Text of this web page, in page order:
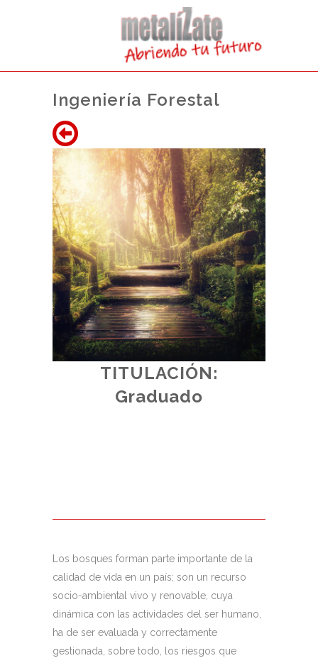
Ingeniería Forestal
TITULACIÓN:
Graduado
Los bosques forman parte importante de la
calidad de vida en un país; son un recurso
socio-ambiental vivo y renovable, cuya
dinámica con las actividades del ser humano,
ha de ser evaluada y correctamente
gestionada, sobre todo, los riesgos que